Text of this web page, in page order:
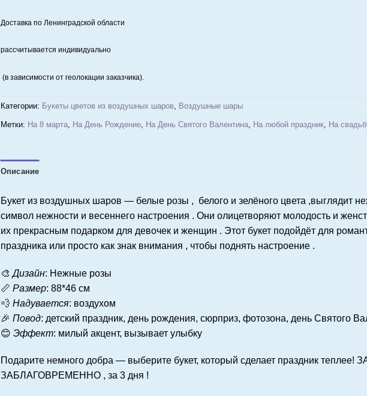
Доставка по Ленинградской области
рассчитывается индивидуально
(в зависимости от геолокации заказчика).
Категории: Букеты цветов из воздушных шаров, Воздушные шары
Метки: На 8 марта, На День Рождение, На День Святого Валентина, На любой праздник, На
Описание
Букет из воздушных шаров — белые розы , белого и зелёного цвета ,выглядит
символ нежности и весеннего настроения . Они олицетворяют молодость и
их прекрасным подарком для девочек и женщин . Этот букет подойдёт для
праздника или просто как знак внимания , чтобы поднять настроение .
🎨Дизайн: Нежные розы
📏 Размер: 88*46 см
💨 Надувается: воздухом
🎉 Повод: детский праздник, день рождения, сюрприз, фотозона, день Святого
😊 Эффект: милый акцент, вызывает улыбку
Подарите немного добра — выберите букет, который сделает праздник теплее!
ЗАБЛАГОВРЕМЕННО , за 3 дня !